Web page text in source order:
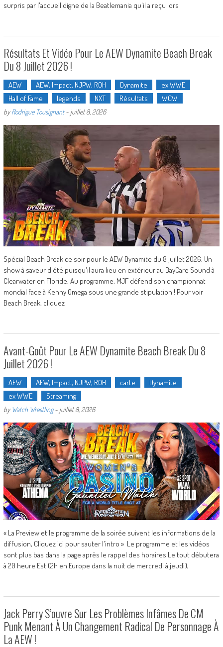
surpris par l'accueil digne de la Beatlemania qu'il a reçu lors
Résultats Et Vidéo Pour Le AEW Dynamite Beach Break
Du 8 Juillet 2026 !
AEW AEW, Impact, NJPW, ROH Dynamite
ex WWE
Hall of Fame
legends NXT Résultats WCW
byRodrigue Tousignant- juillet 8, 2026
Spécial Beach Break ce soir pour le AEW Dynamite du 8 juillet 2026. Un
show à saveur d'été puisqu'il aura lieu en extérieur au BayCare Sound à
Clearwater en Floride. Au programme, MJF défend son championnat
mondial face à Kenny Omega sous une grande stipulation ! Pour voir
Beach Break, cliquez
Avant-Goût Pour Le AEW Dynamite Beach Break Du 8
Juillet 2026 !
AEW AEW, Impact, NJPW, ROH carte
Dynamite
ex WWE
Streaming
by Watch Wrestling- juillet 8, 2026
« La Preview et le programme de la soirée suivent les informations de la
diffusion, Cliquez ici pour sauter l'intro » Le programme et les vidéos
sont plus bas dans la page après le rappel des horaires Le tout débutera
à 20 heure Est (2h en Europe dans la nuit de mercredi à jeudi),
Jack Perry S’ouvre Sur Les Problèmes Infâmes De CM
Punk Menant À Un Changement Radical De Personnage À
La AEW !